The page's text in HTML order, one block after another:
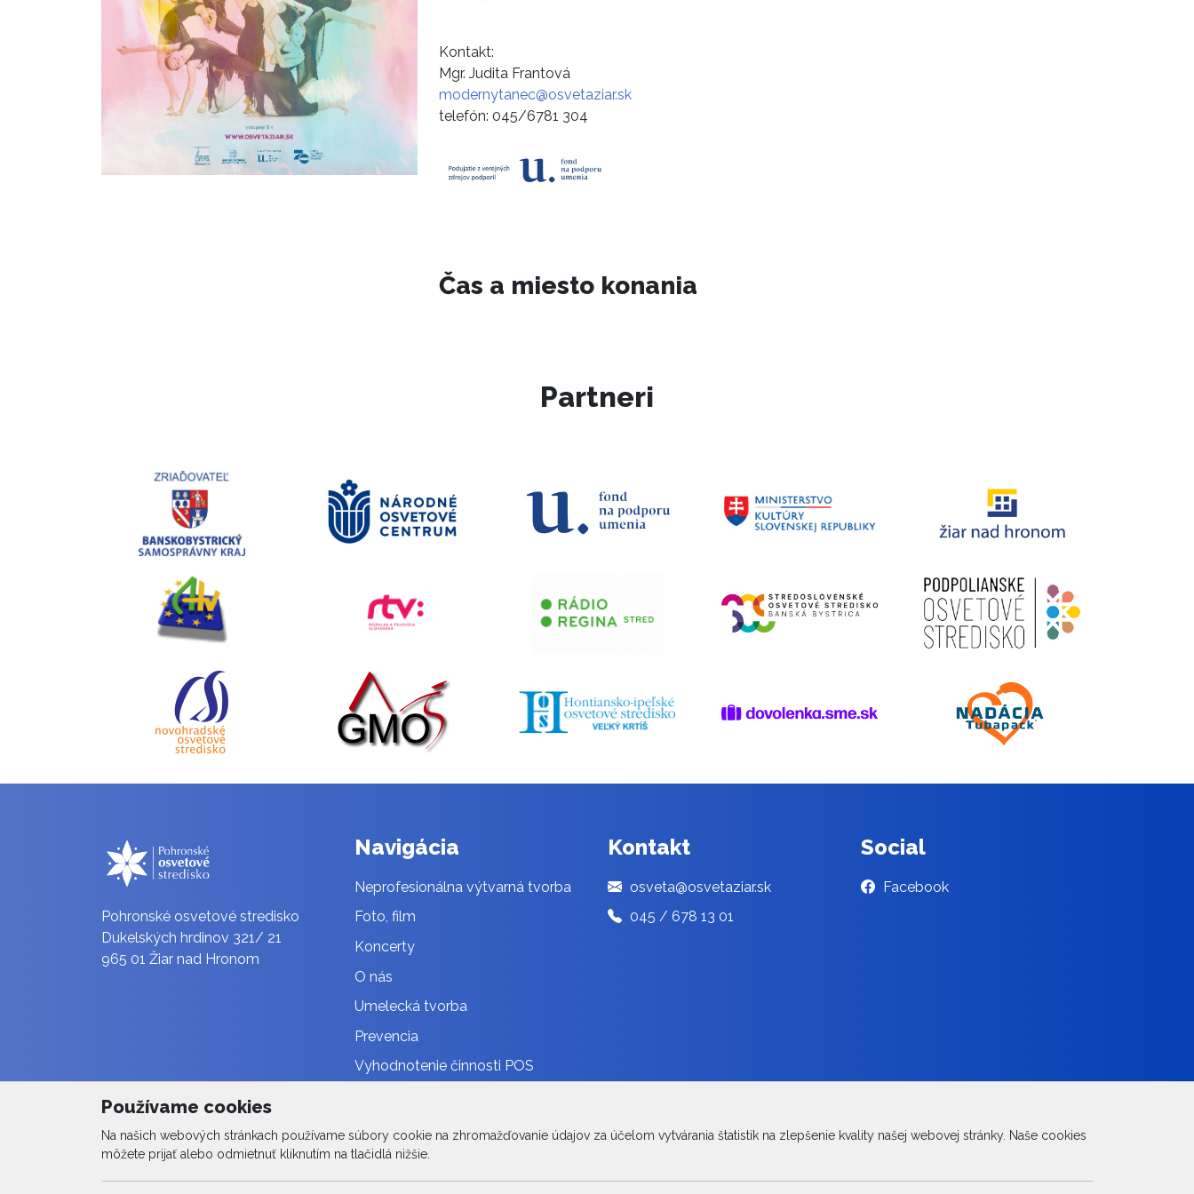
Kontakt:
Mgr. Judita Frantová
modernytanec@osvetaziar.sk
telefón: 045/6781 304
Čas a miesto konania
Partneri
Používame cookies
Na našich webových stránkach používame súbory cookie na zhromažďovanie údajov za účelom vytvárania štatistík na zlepšenie kvality našej webovej stránky. Naše cookies
môžete prijať alebo odmietnuť kliknutím na tlačidlá nižšie.
Pohronské osvetové stredisko
Dukelských hrdinov 321/ 21
965 01 Žiar nad Hronom
Navigácia
Neprofesionálna výtvarná tvorba
Foto, film
Koncerty
O nás
Umelecká tvorba
Prevencia
Vyhodnotenie činnosti POS
Fotogaléria
Kontakt
osveta@osvetaziar.sk
045 / 678 13 01
Social
Facebook